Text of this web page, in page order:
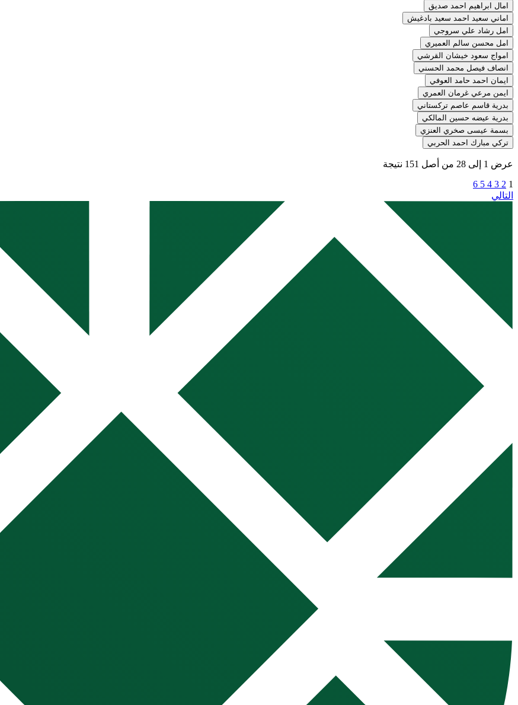
امال ابراهيم احمد صديق
اماني سعيد احمد سعيد بادغيش
امل رشاد علي سروجي
امل محسن سالم العميري
امواج سعود خيشان القرشي
انصاف فيصل محمد الحسني
ايمان احمد حامد العوفي
ايمن مرعي غرمان العمري
بدرية قاسم عاصم تركستاني
بدرية عيضه حسين المالكي
بسمة عيسى صخري العنزي
تركي مبارك احمد الحربي
عرض 1 إلى 28 من أصل 151 نتيجة
1
2
3
4
5
6
التالي